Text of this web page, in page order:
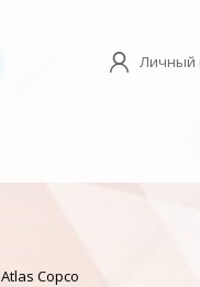
Личный
Atlas Copco